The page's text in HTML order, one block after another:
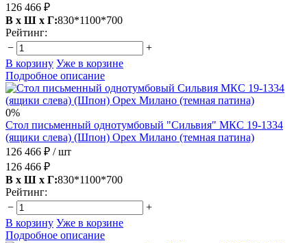
126 466 ₽
В х Ш х Г:830*1100*700
Рейтинг:
−
+
В корзину Уже в корзине
Подробное описание
0%
Стол письменный однотумбовый "Сильвия" МКС 19-1334
(ящики слева) (Шпон) Орех Милано (темная патина)
126 466 ₽ / шт
126 466 ₽
В х Ш х Г:830*1100*700
Рейтинг:
−
+
В корзину Уже в корзине
Подробное описание